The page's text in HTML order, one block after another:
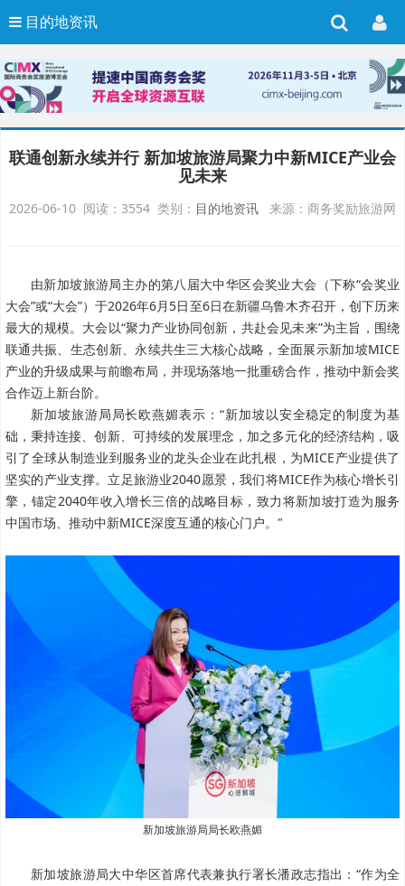
目的地资讯
联通创新永续并行 新加坡旅游局聚力中新MICE产业会
见未来
2026-06-10 阅读：3554 类别： 目的地资讯 来源：商务奖励旅游网
由新加坡旅游局主办的第八届大中华区会奖业大会（下称“会奖业
大会”或“大会”）于2026年6月5日至6日在新疆乌鲁木齐召开，创下历来
最大的规模。大会以“聚力产业协同创新，共赴会见未来”为主旨，围绕
联通共振、生态创新、永续共生三大核心战略，全面展示新加坡MICE
产业的升级成果与前瞻布局，并现场落地一批重磅合作，推动中新会奖
合作迈上新台阶。
新加坡旅游局局长欧燕媚表示：“新加坡以安全稳定的制度为基
础，秉持连接、创新、可持续的发展理念，加之多元化的经济结构，吸
引了全球从制造业到服务业的龙头企业在此扎根，为MICE产业提供了
坚实的产业支撑。立足旅游业2040愿景，我们将MICE作为核心增长引
擎，锚定2040年收入增长三倍的战略目标，致力将新加坡打造为服务
中国市场、推动中新MICE深度互通的核心门户。"
新加坡旅游局局长欧燕媚
新加坡旅游局大中华区首席代表兼执行署长潘政志指出：“作为全